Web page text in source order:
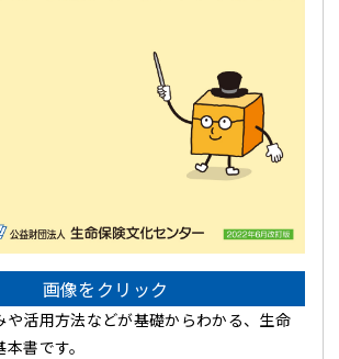
画像をクリック
や活用方法などが基礎からわかる、生命
書です。